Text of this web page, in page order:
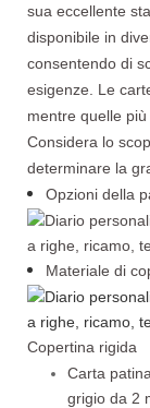
sua eccellente
disponibile in
consentendo di
esigenze. Le
mentre quelle
Considera lo
determinare la
Opzioni della
Materiale di
Copertina rigida
Carta
grigio da 2